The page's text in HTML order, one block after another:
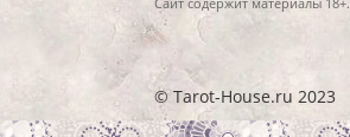
© Tarot-House.ru 2023